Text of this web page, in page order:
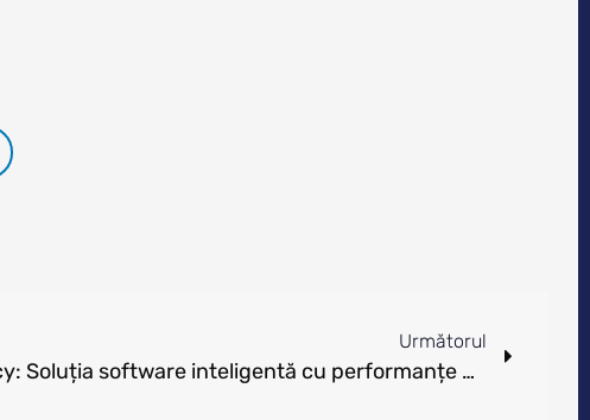
Următorul
Zitec lansează Movacy: Soluția software inteligentă cu performanțe demonstrate în deservirea a peste 3 milioane de destinatari